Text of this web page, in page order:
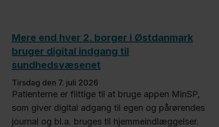
Om
os
Mere end hver 2. borger i Østdanmark
bruger digital indgang til
sundhedsvæsenet
tirsdag den 7. juli 2026
Patienterne er flittige til at bruge appen MinSP,
som giver digital adgang til egen og pårørendes
journal og bl.a. bruges til hjemmeindlæggelser.